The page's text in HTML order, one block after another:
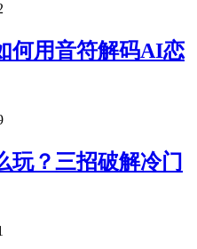
何用音符解码AI恋
玩？三招破解冷门